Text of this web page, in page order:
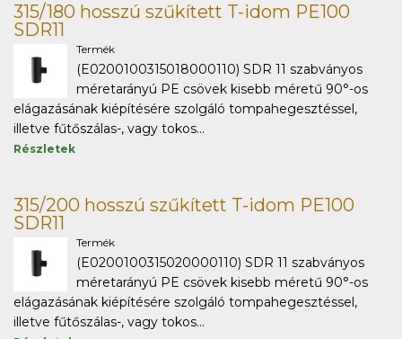
315/180 hosszú szűkített T-idom PE100
SDR11
Termék
(E0200100315018000110) SDR 11 szabványos
méretarányú PE csövek kisebb méretű 90°-os
elágazásának kiépítésére szolgáló tompahegesztéssel,
illetve fűtőszálas-, vagy tokos...
Részletek
315/200 hosszú szűkített T-idom PE100
SDR11
Termék
(E0200100315020000110) SDR 11 szabványos
méretarányú PE csövek kisebb méretű 90°-os
elágazásának kiépítésére szolgáló tompahegesztéssel,
illetve fűtőszálas-, vagy tokos...